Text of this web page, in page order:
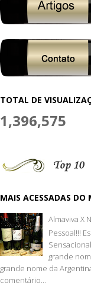
TOTAL DE
1,396,575
MAIS ACESSADAS DO
Almaviva X
Pessoal!!!
grande
grande nome da
comentário...